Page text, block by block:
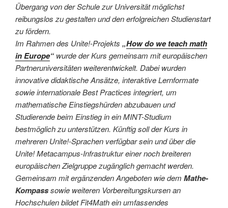
Übergang von der Schule zur Universität möglichst
reibungslos zu gestalten und den erfolgreichen Studienstart
zu fördern.
Im Rahmen des Unite!-Projekts „How do we teach math
in Europe“ wurde der Kurs gemeinsam mit europäischen
Partneruniversitäten weiterentwickelt. Dabei wurden
innovative didaktische Ansätze, interaktive Lernformate
sowie internationale Best Practices integriert, um
mathematische Einstiegshürden abzubauen und
Studierende beim Einstieg in ein MINT-Studium
bestmöglich zu unterstützen. Künftig soll der Kurs in
mehreren Unite!-Sprachen verfügbar sein und über die
Unite! Metacampus-Infrastruktur einer noch breiteren
europäischen Zielgruppe zugänglich gemacht werden.
Gemeinsam mit ergänzenden Angeboten wie dem Mathe-
Kompasssowie weiteren Vorbereitungskursen an
Hochschulen bildet Fit4Math ein umfassendes